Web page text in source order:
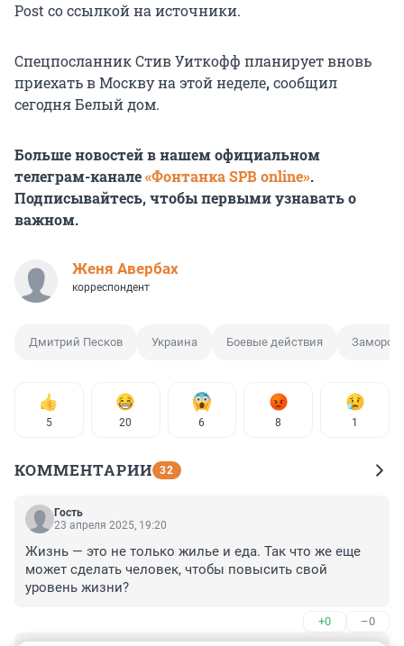
Post со ссылкой на источники.
Спецпосланник Стив Уиткофф планирует вновь
приехать в Москву на этой неделе,сообщил
сегодня Белый дом.
Больше новостей в нашем официальном
телеграм-канале«Фонтанка SPB online».
Подписывайтесь, чтобы первыми узнавать о
важном.
Женя Авербах
корреспондент
Дмитрий Песков Украина Боевые действия
5 20 6 8 1
КОММЕНТАРИИ 32
Гость
23 апреля 2025, 19:20
Жизнь — это не только жилье и еда. Так что же еще
может сделать человек, чтобы повысить свой
уровень жизни?
+0 –0